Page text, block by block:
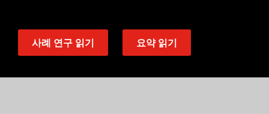
사례 연구 읽기 요약 읽기